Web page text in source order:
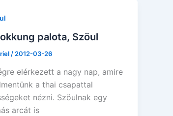
palota, Szöul
/ 2012-03-26
elérkezett a nagy nap, amire
a thai csapattal
nézni. Szöulnak egy
arcát is